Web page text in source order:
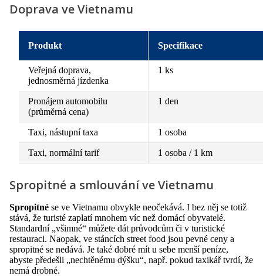
Doprava ve Vietnamu
Produkt Specifikace
Veřejná doprava,
jednosměrná jízdenka
1 ks
Pronájem automobilu
(průměrná cena)
1 den
Taxi, nástupní taxa 1 osoba
Taxi, normální tarif 1 osoba / 1 km
Spropitné a smlouvání ve Vietnamu
Spropitné se ve Vietnamu obvykle neočekává. I bez něj se totiž
stává, že turisté zaplatí mnohem víc než domácí obyvatelé.
Standardní „všimné“ můžete dát průvodcům či v turistické
restauraci. Naopak, ve stáncích street food jsou pevné ceny a
spropitné se nedává. Je také dobré mít u sebe menší peníze,
abyste předešli „nechtěnému dýšku“, např. pokud taxikář tvrdí, že
nemá drobné.